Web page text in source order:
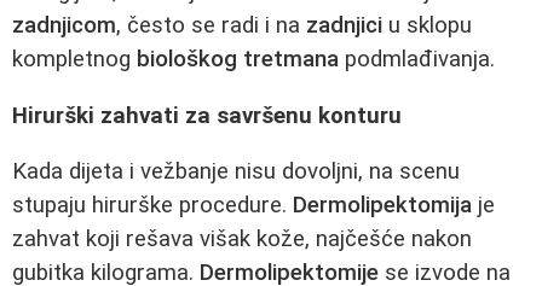
zadnjicom, često se radi i na zadnjici u sklopu
kompletnog biološkog tretmana podmlađivanja.
Hirurški zahvati za savršenu konturu
Kada dijeta i vežbanje nisu dovoljni, na scenu
stupaju hirurške procedure. Dermolipektomija je
zahvat koji rešava višak kože, najčešće nakon
gubitka kilograma. Dermolipektomije se izvode na